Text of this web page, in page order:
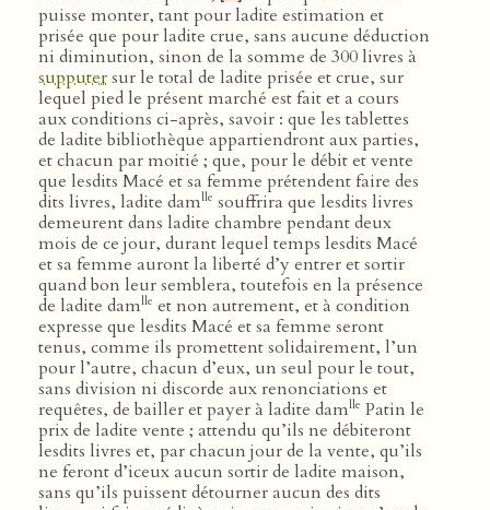
puisse monter, tant pour ladite estimation et
prisée que pour ladite crue, sans aucune déduction
ni diminution, sinon de la somme de 300 livres à
supputersur le total de ladite prisée et crue, sur
lequel pied le présent marché est fait et a cours
aux conditions ci-après, savoir : que les tablettes
de ladite bibliothèque appartiendront aux parties,
et chacun par moitié ; que, pour le débit et vente
que lesdits Macé et sa femme prétendent faire des
dits livres, ladite damlle souffrira que lesdits livres
demeurent dans ladite chambre pendant deux
mois de ce jour, durant lequel temps lesdits Macé
et sa femme auront la liberté d’y entrer et sortir
quand bon leur semblera, toutefois en la présence
de ladite damlle et non autrement, et à condition
expresse que lesdits Macé et sa femme seront
tenus, comme ils promettent solidairement, l’un
pour l’autre, chacun d’eux, un seul pour le tout,
sans division ni discorde aux renonciations et
requêtes, de bailler et payer à ladite damlle Patin le
prix de ladite vente ; attendu qu’ils ne débiteront
lesdits livres et, par chacun jour de la vente, qu’ils
ne feront d’iceux aucun sortir de ladite maison,
sans qu’ils puissent détourner aucun des dits